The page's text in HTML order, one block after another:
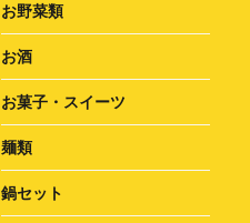
お野菜類
お酒
お菓子・スイーツ
麺類
鍋セット